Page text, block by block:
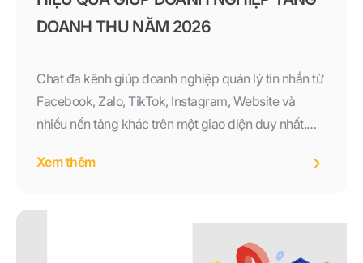
DOANH THU NĂM 2026
Chat đa kênh giúp doanh nghiệp quản lý tin nhắn từ
Facebook, Zalo, TikTok, Instagram, Website và
nhiều nền tảng khác trên một giao diện duy nhất.
kênh hiệu quả để nâng cao trải nghiệm khách hàng
Xem thêm